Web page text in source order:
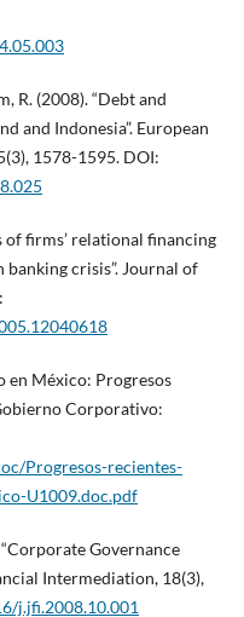
R. (2008). “Debt and
and Indonesia”. European
1578-1595. DOI:
of firms’ relational financing
crisis”. Journal of
en México: Progresos
Corporativo:
Progresos-recientes-
U1009.doc.pdf
Governance
Intermediation, 18(3),
j.jfi.2008.10.001